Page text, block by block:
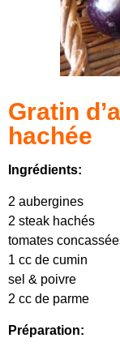
Gratin
hachée
Ingrédients:
2 aubergines
2 steak hachés
tomates
1 cc de cumin
sel & poivre
2 cc de parme
Préparation: